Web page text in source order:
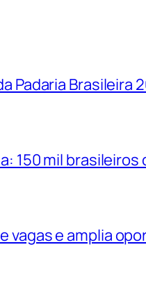
Padaria Brasileira
150 mil
vagas e amplia